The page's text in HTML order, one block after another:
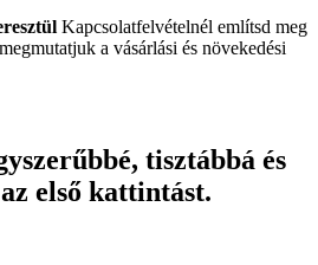
Kapcsolatfelvételnél említsd meg
a vásárlási és növekedési
tisztábbá és
első kattintást.